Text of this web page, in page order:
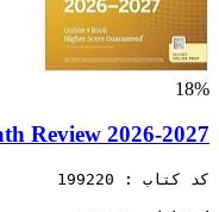
18%
Review 2026-2027
کد کتاب : 199220